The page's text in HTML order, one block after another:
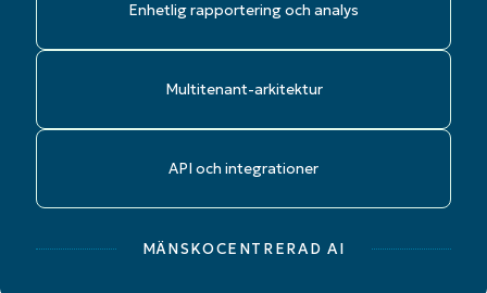
Enhetlig rapportering och analys
Multitenant-arkitektur
API och integrationer
MÄNSKOCENTRERAD AI